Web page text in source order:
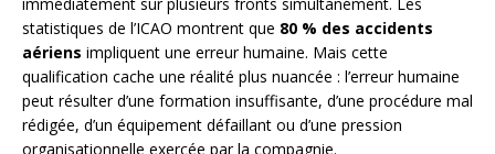
statistiques de l’ICAO montrent que 80 % des accidents
aériens impliquent une erreur humaine. Mais cette
qualification cache une réalité plus nuancée : l’erreur humaine
peut résulter d’une formation insuffisante, d’une procédure mal
rédigée, d’un équipement défaillant ou d’une pression
organisationnelle exercée par la compagnie.